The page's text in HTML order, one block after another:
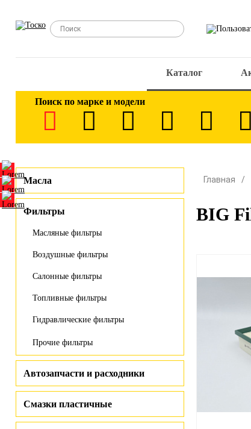
Каталог
Поиск по марке и модели
Масла
Фильтры
Масляные фильтры
Воздушные фильтры
Салонные фильтры
Топливные фильтры
Гидравлические фильтры
Прочие фильтры
Автозапчасти и расходники
Смазки пластичные
Главная
BIG